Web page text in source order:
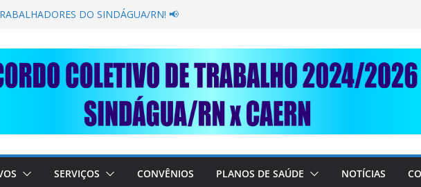
SECAR SUA TORNEIRA: UNIDOS
em importante debate com o Ministro
A SABESP! 🚨
AJUDE O NOSSO
RAIMUNDO DA CAERN!
SERVIÇOS CONVÊNIOS PLANOS DE SAÚDE NOTÍCIAS